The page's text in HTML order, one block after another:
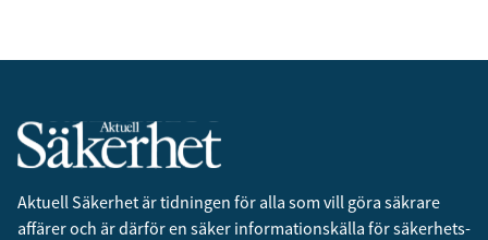
Aktuell Säkerhet är tidningen för alla som vill göra säkrare
affärer och är därför en säker informationskälla för säkerhets­